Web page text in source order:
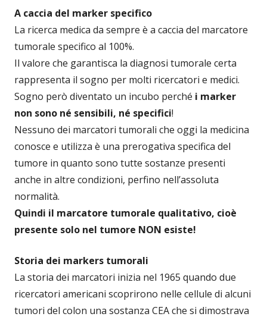
A caccia del marker specifico
La ricerca medica da sempre è a caccia del marcatore
tumorale specifico al 100%.
Il valore che garantisca la diagnosi tumorale certa
rappresenta il sogno per molti ricercatori e medici.
Sogno però diventato un incubo perché i marker
non sono né sensibili, né specifici!
Nessuno dei marcatori tumorali che oggi la medicina
conosce e utilizza è una prerogativa specifica del
tumore in quanto sono tutte sostanze presenti
anche in altre condizioni, perfino nell’assoluta
normalità.
Quindi il marcatore tumorale qualitativo, cioè
presente solo nel tumore NON esiste!
Storia dei markers tumorali
La storia dei marcatori inizia nel 1965 quando due
ricercatori americani scoprirono nelle cellule di alcuni
tumori del colon una sostanza CEA che si dimostrava